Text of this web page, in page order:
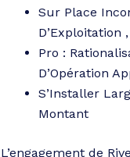
Sur Place
D’Exploitation
Pro :
D’Opération
S’Installer
Montant
L’engagement de